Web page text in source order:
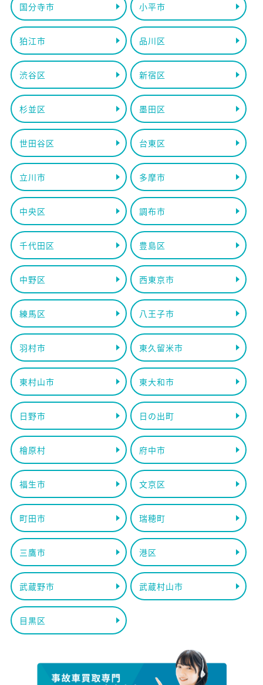
国分寺市 小平市
狛江市 品川区
渋谷区 新宿区
杉並区 墨田区
世田谷区 台東区
立川市 多摩市
中央区 調布市
千代田区 豊島区
中野区 西東京市
練馬区 八王子市
羽村市 東久留米市
東村山市 東大和市
日野市 日の出町
檜原村 府中市
福生市 文京区
町田市 瑞穂町
三鷹市 港区
武蔵野市 武蔵村山市
目黒区